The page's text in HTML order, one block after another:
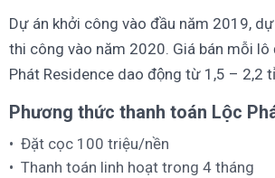
Dự án khởi công vào đầu năm 2019,
thi công vào năm 2020. Giá bán mỗi lô
Phát Residence dao động từ 1,5 – 2,2
Phương thức thanh toán Lộc
Đặt cọc 100 triệu/nền
Thanh toán linh hoạt trong 4 tháng